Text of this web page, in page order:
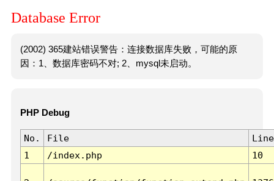
Database Error
(2002) 365建站错误警告：连接数据库失败，可能的原
因：1、数据库密码不对; 2、mysql未启动。
PHP Debug
No. File
Line
1
/index.php 10